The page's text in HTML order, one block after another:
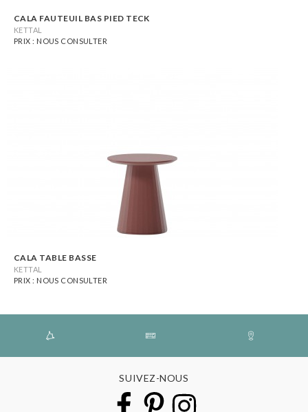
CALA FAUTEUIL BAS PIED TECK
KETTAL
PRIX : NOUS CONSULTER
CALA TABLE BASSE
KETTAL
PRIX : NOUS CONSULTER
SUIVEZ-NOUS